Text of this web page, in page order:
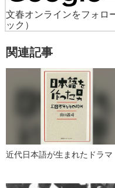
文春オンラインをフォロ
ック）
関連記事
近代日本語が生まれたドラマ